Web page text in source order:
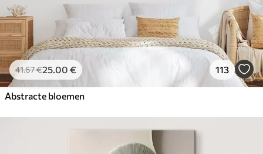
41.67€25.00 € 113
Abstracte bloemen